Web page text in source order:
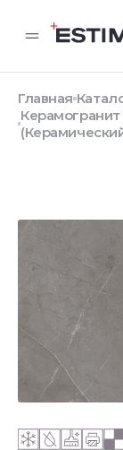
Главная
Керамогранит